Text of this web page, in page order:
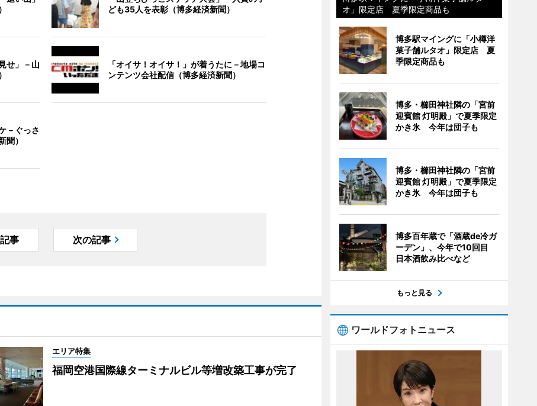
ども35人を表彰（博多経済新聞）
せ」－山
「オイサ！オイサ！」が着うたに－地場コ
ンテンツ会社配信（博多経済新聞）
－ぐっさ
聞）
事 次の記事
エリア特集
福岡空港国際線ターミナルビル等増改築工事が完了
オ」限定店 夏季限定商品も
博多駅マイングに「小樽洋
菓子舗ルタオ」限定店 夏
季限定商品も
博多・櫛田神社隣の「宮前
迎賓館 灯明殿」で夏季限定
かき氷 今年は団子も
博多・櫛田神社隣の「宮前
迎賓館 灯明殿」で夏季限定
かき氷 今年は団子も
博多百年蔵で「酒蔵de冷ガ
ーデン」、今年で10回目
日本酒飲み比べなど
もっと見る
ワールドフォトニュース